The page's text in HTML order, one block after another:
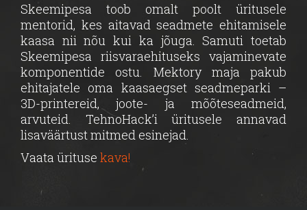
Skeemipesa toob omalt poolt üritusele
mentorid, kes aitavad seadmete ehitamisele
kaasa nii nõu kui ka jõuga. Samuti toetab
Skeemipesa riisvaraehituseks vajaminevate
komponentide ostu. Mektory maja pakub
ehitajatele oma kaasaegset seadmeparki –
3D-printereid, joote- ja mõõteseadmeid,
arvuteid. TehnoHack’i üritusele annavad
lisaväärtust mitmed esinejad.
Vaata ürituse kava!